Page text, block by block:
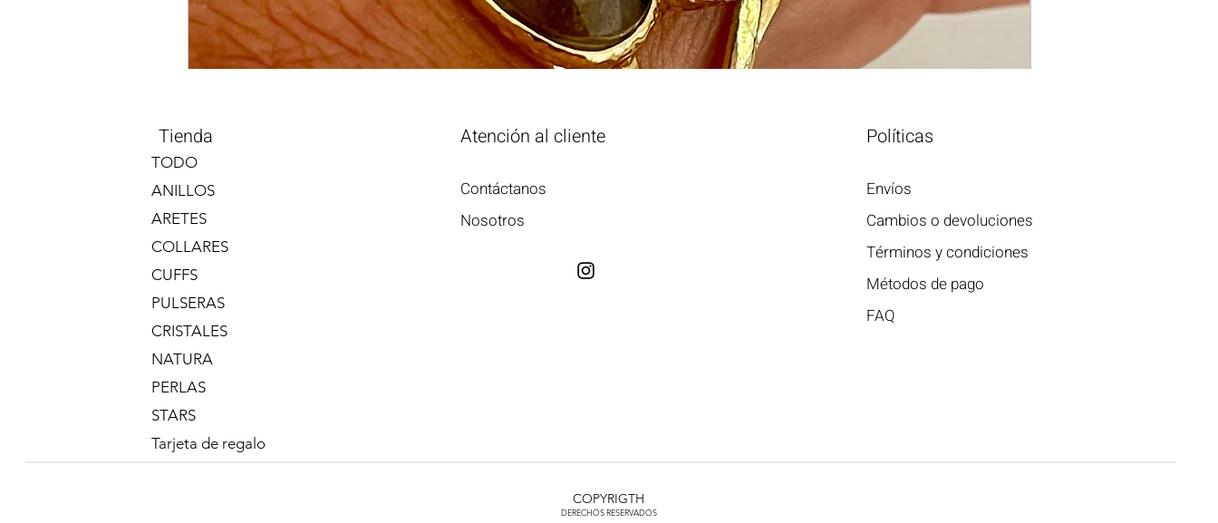
Anillo Triple
Precio
$400.00
Tienda
TODO
ANILLOS
ARETES
COLLARES
CUFFS
PULSERAS
CRISTALES
NATURA
PERLAS
STARS
Tarjeta de regalo
Atención al cliente
Contáctanos
Nosotros
COPYRIGTH
DERECHOS RESERVADOS
Políticas
Envíos
Cambios o devoluciones
Términos y condiciones
Métodos de pago
FAQ